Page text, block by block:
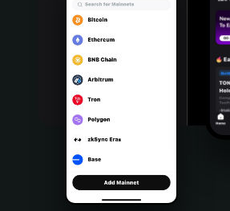
Português (Portugal)
Bahasa Indonesia
Português (Brasil)
Español (Argentina)